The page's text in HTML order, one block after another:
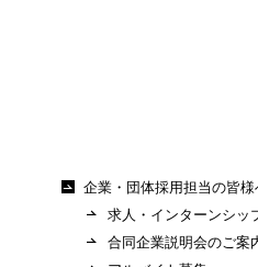
企業・団体採用担当の皆様
求人・インターンシッ
合同企業説明会のご案